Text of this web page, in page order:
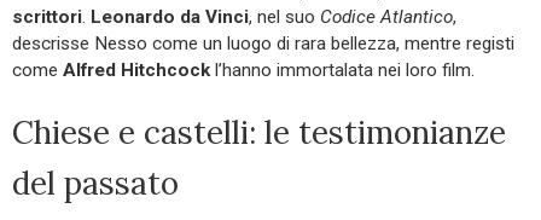
scrittori Leonardo da Vinci, nel suo Codice Atlantico,
descrisse Nesso come un luogo di rara bellezza, mentre registi
come Alfred Hitchcock l’hanno immortalata nei loro film.
Chiese e castelli: le testimonianze
del passato